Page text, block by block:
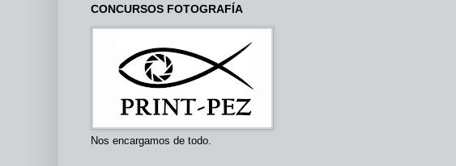
CONCURSOS FOTOGRAFÍA
Nos encargamos de todo.